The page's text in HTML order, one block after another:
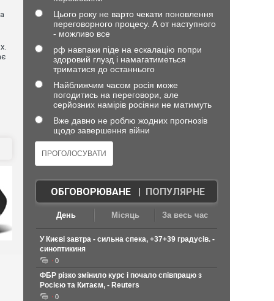
Цього року не варто чекати поновлення
переговорного процесу. А от наступного
- можливо все
рф навпаки піде на ескалацію попри
здоровий глузд і намагатиметься
триматися до останнього
Найближчим часом росія може
погодитись на переговори, але
серйозних намірів росіяни не матимуть
Вже давно не роблю жодних прогнозів
щодо завершення війни
ОБГОВОРЮВАНЕ| ПОПУЛЯРНЕ
День Місяць За весь час
У Києві завтра - сильна спека, +37+39 градусів. -
синоптикиня
0
ФБР різко змінило курс і почало співпрацю з
Росією та Китаєм, - Reuters
0